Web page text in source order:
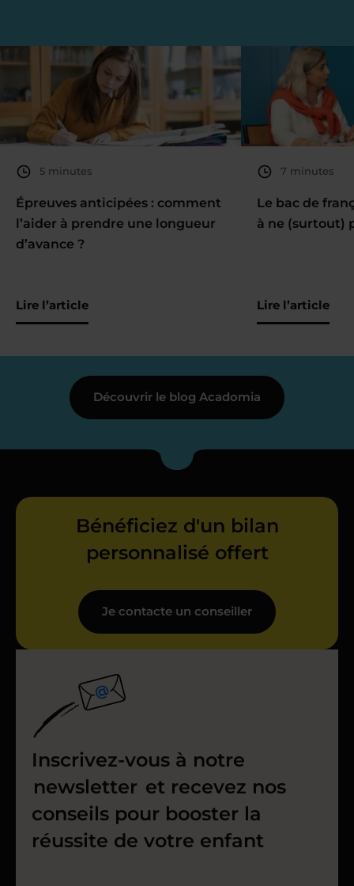
5 minutes
Épreuves anticipées : comment
l’aider à prendre une longueur
d’avance ?
Lire l’article
7 minutes
Le bac de
à ne (surtout)
Lire l’article
Découvrir le blog Acadomia
Bénéficiez d'un bilan
personnalisé offert
Je contacte un conseiller
Inscrivez-vous à notre
newsletter et recevez nos
conseils pour booster la
réussite de votre enfant